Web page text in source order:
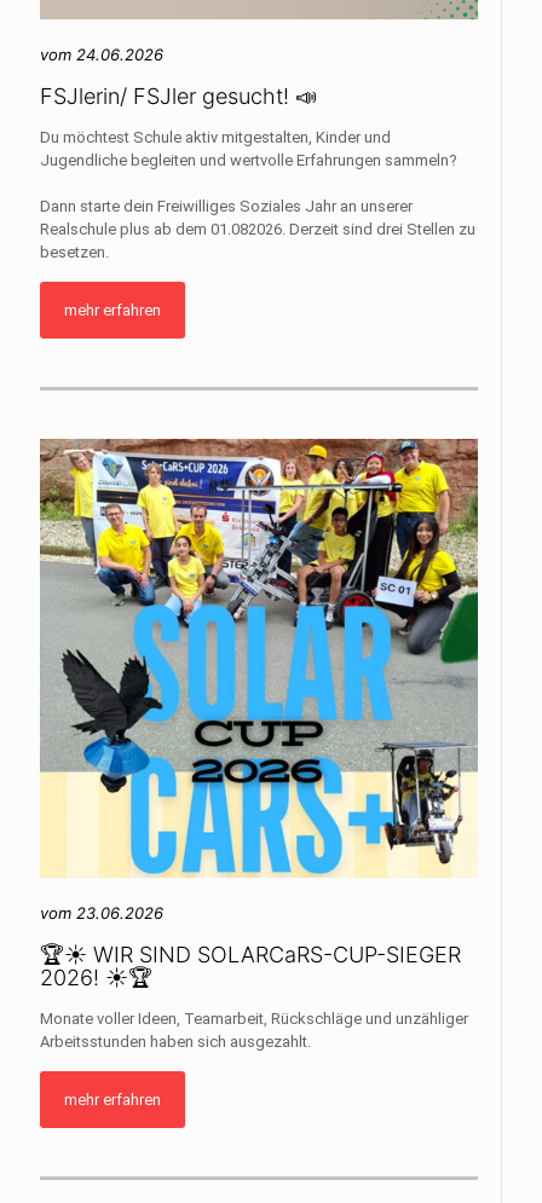
vom 24.06.2026
FSJlerin/ FSJler gesucht! 📣
Du möchtest Schule aktiv mitgestalten, Kinder und
Jugendliche begleiten und wertvolle Erfahrungen sammeln?
Dann starte dein Freiwilliges Soziales Jahr an unserer
Realschule plus ab dem 01.082026. Derzeit sind drei Stellen zu
besetzen.
mehr erfahren
vom 23.06.2026
🏆☀️ WIR SIND SOLARCaRS-CUP-SIEGER
2026! ☀️🏆
Monate voller Ideen, Teamarbeit, Rückschläge und unzähliger
Arbeitsstunden haben sich ausgezahlt.
mehr erfahren